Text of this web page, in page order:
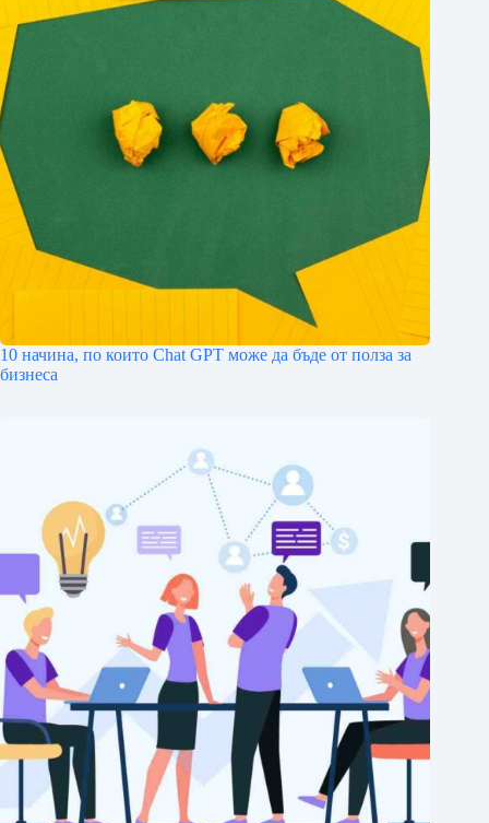
10 начина, по които Chat GPT може да бъде от полза за
бизнеса